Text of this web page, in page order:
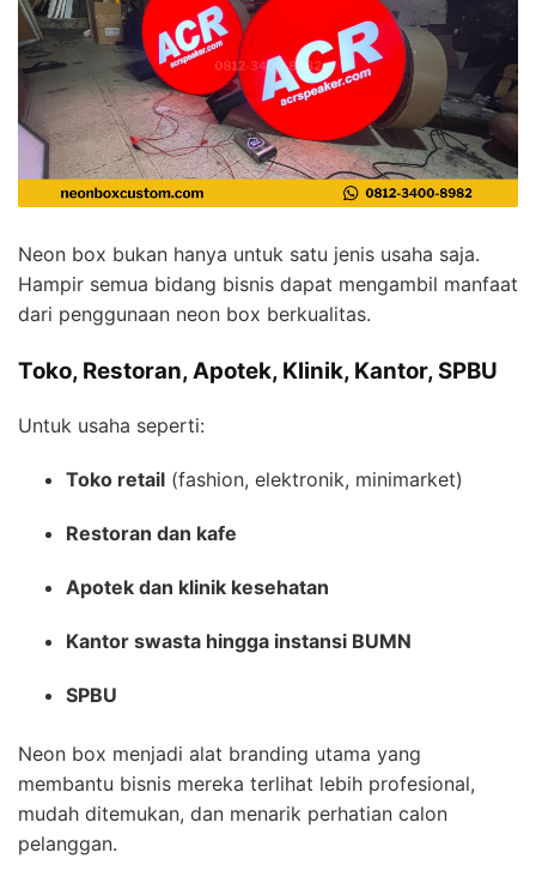
Neon box bukan hanya untuk satu jenis usaha saja.
Hampir semua bidang bisnis dapat mengambil manfaat
dari penggunaan neon box berkualitas.
Toko, Restoran, Apotek, Klinik, Kantor, SPBU
Untuk usaha seperti:
Toko retail (fashion, elektronik, minimarket)
Restoran dan kafe
Apotek dan klinik kesehatan
Kantor swasta hingga instansi BUMN
SPBU
Neon box menjadi alat branding utama yang
membantu bisnis mereka terlihat lebih profesional,
mudah ditemukan, dan menarik perhatian calon
pelanggan.